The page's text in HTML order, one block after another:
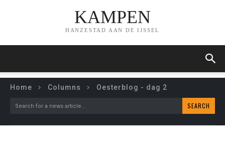
KAMPEN
HANZESTAD AAN DE IJSSEL
Home Columns Oesterblog - dag 2
Search for a news article... SEARCH